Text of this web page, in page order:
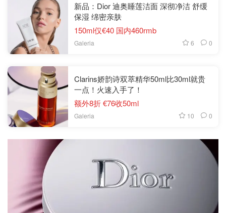
新品：Dior 迪奥睡莲洁面 深彻净洁 舒缓
保湿 绵密亲肤
150ml仅€40 国内460rmb
Galeria 6 0
Clarins娇韵诗双萃精华50ml比30ml就贵
一点！火速入手了！
额外8折 €76收50ml
Galeria 10 0